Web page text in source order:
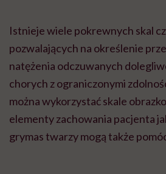
Istnieje wiele pokrewnych skal
pozwalających na określenie
natężenia odczuwanych
chorych z ograniczonymi
można wykorzystać skale
elementy zachowania pacjenta
grymas twarzy mogą także